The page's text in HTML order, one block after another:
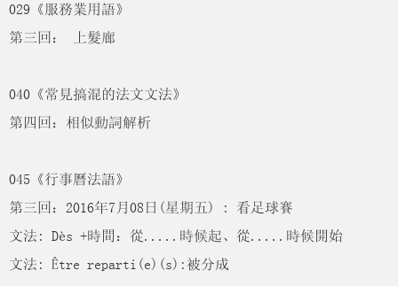
029《服務業用語》
第三回： 上髮廊
040《常見搞混的法文文法》
第四回：相似動詞解析
045《行事曆法語》
第三回：2016年7月08日(星期五) : 看足球賽
文法: Dès +時間：從.....時候起、從.....時候開始
文法: Être reparti(e)(s):被分成